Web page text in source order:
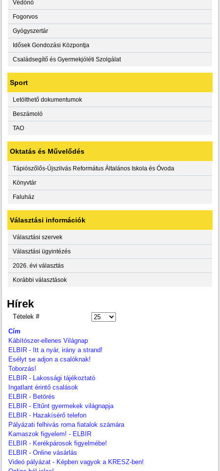
Védőnő
Fogorvos
Gyógyszertár
Idősek Gondozási Központja
Családsegítő és Gyermekjóléti Szolgálat
Sport
Letölthető dokumentumok
Beszámoló
TAO
Oktatás és Művelődés
Tápiószőlős-Újszilvás Református Általános Iskola és Óvoda
Könyvtár
Faluház
Választási információk
Választási szervek
Választási ügyintézés
2026. évi választás
Korábbi választások
Hírek
Tételek #
Cím
Kábítószer-ellenes Világnap
ELBIR - Itt a nyár, irány a strand!
Esélyt se adjon a csalóknak!
Toborzás!
ELBIR - Lakossági tájékoztató
Ingatlant érintő csalások
ELBIR - Betörés
ELBIR - Eltűnt gyermekek világnapja
ELBIR - Hazakísérő telefon
Pályázati felhivás roma fiatalok számára
Kamaszok figyelem! - ELBIR
ELBIR - Kerékpárosok figyelmébe!
ELBIR - Online vásárlás
Videó pályázat - Képben vagyok a KRESZ-ben!